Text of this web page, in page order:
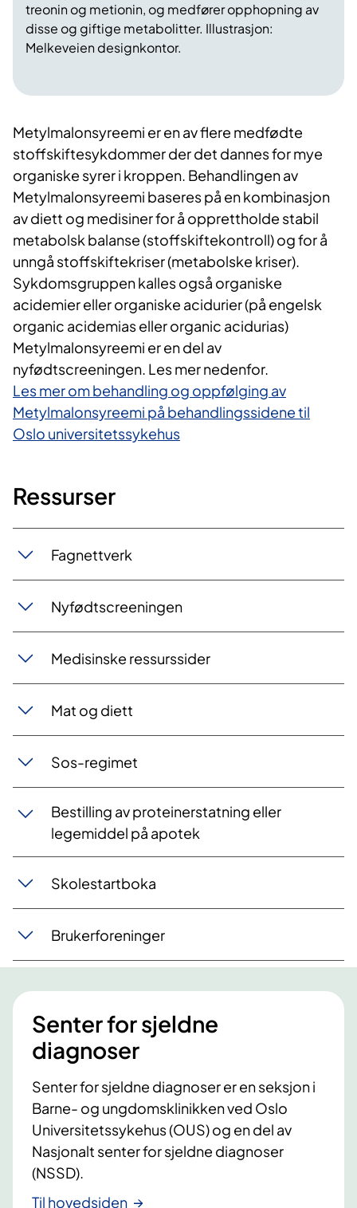
treonin og metionin, og medfører opphopning av
disse og giftige metabolitter. Illustrasjon:
Melkeveien designkontor.
Metylmalonsyreemi er en av flere medfødte
stoffskiftesykdommer der det dannes for mye
organiske syrer i kroppen. Behandlingen av
Metylmalonsyreemi baseres på en kombinasjon
av diett og medisiner for å opprettholde stabil
metabolsk balanse (stoffskiftekontroll) og for å
unngå stoffskiftekriser (metabolske kriser).
Sykdomsgruppen kalles også organiske
acidemier eller organiske acidurier (på engelsk
organic acidemias eller organic acidurias)
Metylmalonsyreemi er en del av
nyfødtscreeningen.​ Les mer nedenfor.
Les mer om behandling og oppfølging av
Metylmalonsyreemi på behandlingssidene til
Oslo universitetssykehus
R​​​essurser
Fagnettverk
Nyf​​​ødtscreeninge​​n
Medisinske ressurssider
Mat og diett
Sos-regimet
Bestilling av proteinerstatning eller
legemiddel på apotek
Skolestartboka
Brukerforeninger
Senter for sjeldne
diagnoser
Senter for sjeldne diagnoser er en seksjon i
Barne- og ungdomsklinikken ved Oslo
Universitetssykehus (OUS) og en del av
Nasjonalt senter for sjeldne diagnoser
(NSSD).
Til hovedsiden